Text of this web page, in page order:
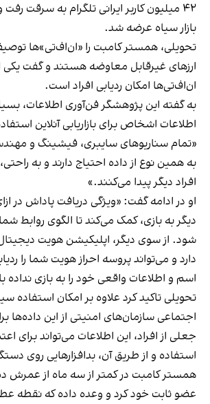
۴۲ میلیون کاربر ایرانی تلگرام به سرقت
بازار سیاه عرضه شد.
تحویلی، همستر کامبت را «ان‌اف‌تی»ها
ارزهای غیر‌قابل معاوضه هستند و گفت یکی
ان‌اف‌تی‌ها امکان ردیابی افراد است.
به گفته این پژوهشگر فن‌آوری اطلاعات،
اطلاعات اشخاص برای بازاریابی آنلاین
«تمام سناریوهای سایبری، فیشینگ و
به همین نوع از داده احتیاج دارند و به
افراد دیگر پیدا می‌کنند.»
او در ادامه گفت: «ویژگی دریافت پاداش
دیگر به بازی، کمک می‌کند تا الگوی روابط شما
شود. از سوی دیگر، اپلیکیشن هویت دیجیتال
دارد و می‌تواند پروسه احراز هویت شما را
اسم و اطلاعات واقعی خود را به بازی نداده
تحویلی تاکید کرد علاوه بر امکان
اجتماعی سازمان‌های امنیتی از این داده‌ها
جعلی از افراد، این اطلاعات می‌تواند برای
استفاده و از طریق آن، بدافزارهایی روی
همستر کامبت در کمتر از سه ماه از عمرش
عضو ثابت خود کرد و وعده داده که